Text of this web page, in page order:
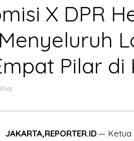
DPR
Dorong
Menyeluruh
Lomba
Cerdas
Empat
di
X DPR
Pilar di
JAKARTA,REPORTER.ID.— Ketua